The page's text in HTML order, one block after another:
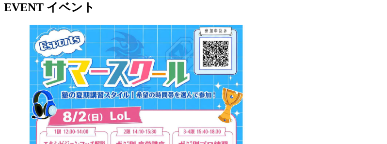
EVENT イベント